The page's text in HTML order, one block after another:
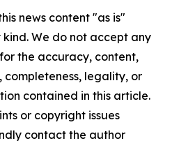
news content "as is"
We do not accept any
the accuracy, content,
completeness, legality, or
contained in this article.
or copyright issues
contact the author